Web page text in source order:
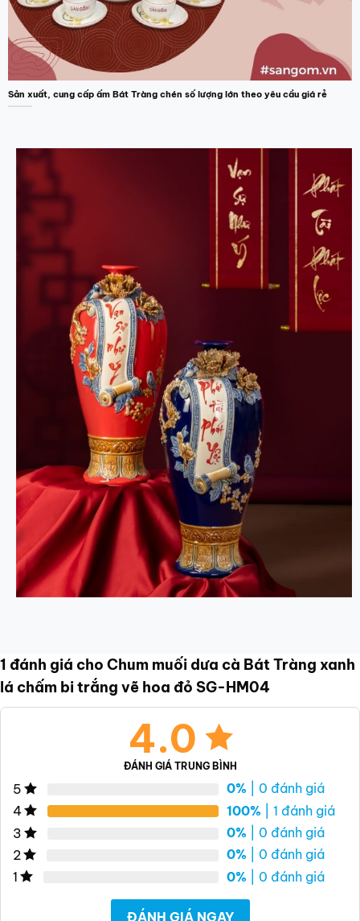
Sản xuất, cung cấp ấm Bát Tràng chén số lượng lớn theo yêu cầu giá rẻ
1 đánh giá cho Chum muối dưa cà Bát Tràng xanh
lá chấm bi trắng vẽ hoa đỏ SG-HM04
4.0
ĐÁNH GIÁ TRUNG BÌNH
5 0% | 0 đánh giá
4
100% | 1 đánh giá
3
0% | 0 đánh giá
2
0% | 0 đánh giá
1
0% | 0 đánh giá
ĐÁNH GIÁ NGAY